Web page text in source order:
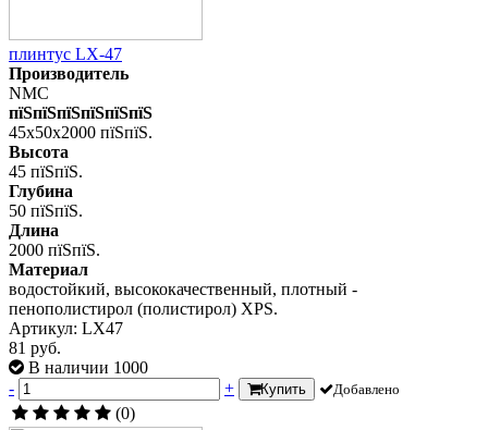
плинтус LX-47
Производитель
NMC
пїЅпїЅпїЅпїЅпїЅпїЅ
45x50x2000 пїЅпїЅ.
Высота
45 пїЅпїЅ.
Глубина
50 пїЅпїЅ.
Длина
2000 пїЅпїЅ.
Материал
водостойкий, высококачественный, плотный -
пенополистирол (полистирол) XPS.
Артикул: LX47
81 руб.
В наличии 1000
-
+ Купить Добавлено
(0)